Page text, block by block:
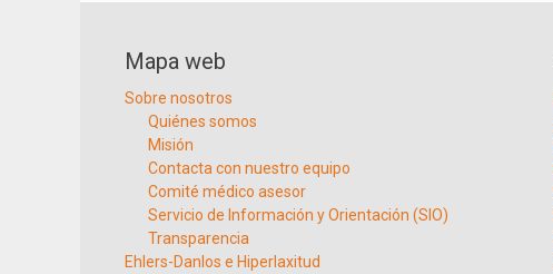
entradas
Mapa web
Sobre nosotros
Quiénes somos
Misión
Contacta con nuestro equipo
Comité médico asesor
Servicio de Información y Orientación (SIO)
Transparencia
Ehlers-Danlos e Hiperlaxitud